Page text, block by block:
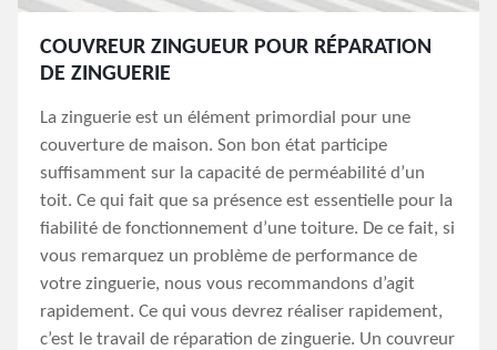
COUVREUR ZINGUEUR POUR RÉPARATION
DE ZINGUERIE
La zinguerie est un élément primordial pour une
couverture de maison. Son bon état participe
suffisamment sur la capacité de perméabilité d’un
toit. Ce qui fait que sa présence est essentielle pour la
fiabilité de fonctionnement d’une toiture. De ce fait, si
vous remarquez un problème de performance de
votre zinguerie, nous vous recommandons d’agit
rapidement. Ce qui vous devrez réaliser rapidement,
c’est le travail de réparation de zinguerie. Un couvreur